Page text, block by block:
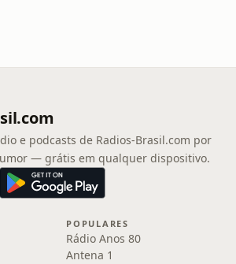
e podcasts de Radios-Brasil.com por
— grátis em qualquer dispositivo.
POPULARES
Rádio Anos 80
Antena 1